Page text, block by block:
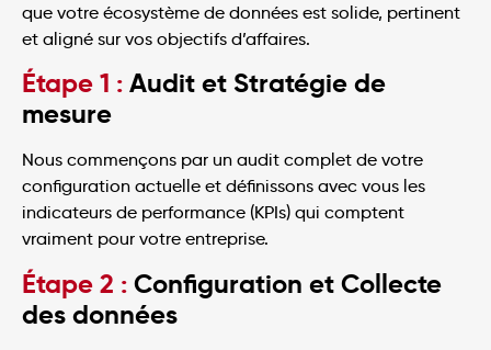
que votre écosystème de données est solide, pertinent
et aligné sur vos objectifs d’affaires.
Étape 1 : Audit et Stratégie de
mesure
Nous commençons par un audit complet de votre
configuration actuelle et définissons avec vous les
indicateurs de performance (KPIs) qui comptent
vraiment pour votre entreprise.
Étape 2 : Configuration et Collecte
des données